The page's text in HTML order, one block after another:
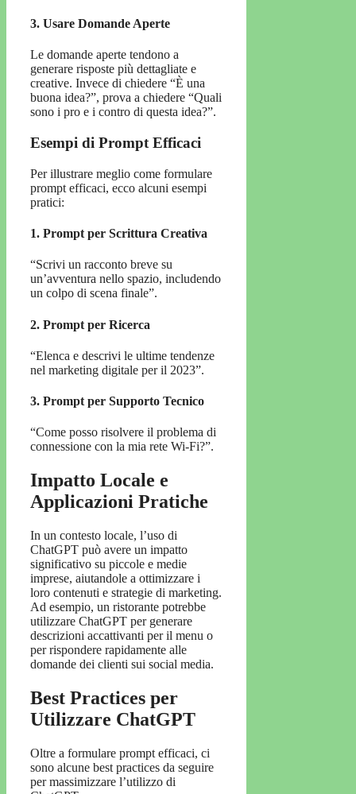
3. Usare Domande Aperte
Le domande aperte tendono a
generare risposte più dettagliate e
creative. Invece di chiedere “È una
buona idea?”, prova a chiedere “Quali
sono i pro e i contro di questa idea?”.
Esempi di Prompt Efficaci
Per illustrare meglio come formulare
prompt efficaci, ecco alcuni esempi
pratici:
1. Prompt per Scrittura Creativa
“Scrivi un racconto breve su
un’avventura nello spazio, includendo
un colpo di scena finale”.
2. Prompt per Ricerca
“Elenca e descrivi le ultime tendenze
nel marketing digitale per il 2023”.
3. Prompt per Supporto Tecnico
“Come posso risolvere il problema di
connessione con la mia rete Wi-Fi?”.
Impatto Locale e
Applicazioni Pratiche
In un contesto locale, l’uso di
ChatGPT può avere un impatto
significativo su piccole e medie
imprese, aiutandole a ottimizzare i
loro contenuti e strategie di marketing.
Ad esempio, un ristorante potrebbe
utilizzare ChatGPT per generare
descrizioni accattivanti per il menu o
per rispondere rapidamente alle
domande dei clienti sui social media.
Best Practices per
Utilizzare ChatGPT
Oltre a formulare prompt efficaci, ci
sono alcune best practices da seguire
per massimizzare l’utilizzo di